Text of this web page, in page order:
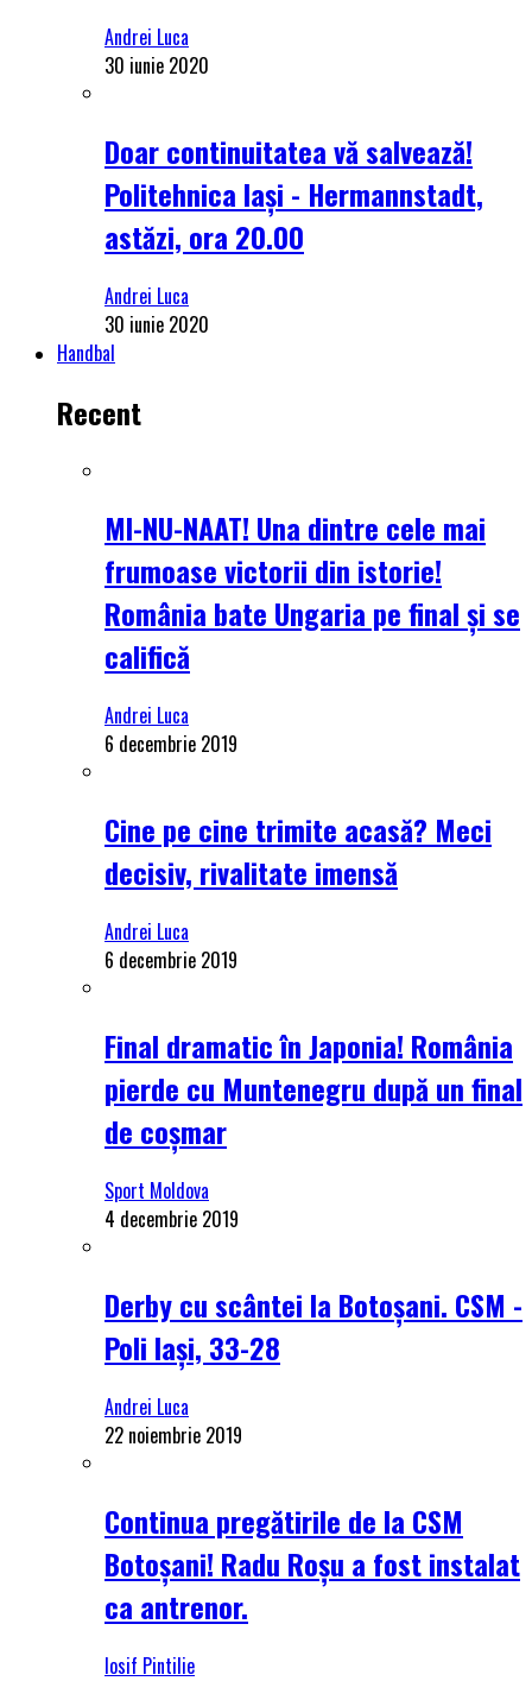
Andrei Luca
30 iunie 2020
Doar continuitatea vă salvează!
Politehnica Iași - Hermannstadt,
astăzi, ora 20.00
Andrei Luca
30 iunie 2020
Handbal
Recent
MI-NU-NAAT! Una dintre cele mai
frumoase victorii din istorie!
România bate Ungaria pe final și se
califică
Andrei Luca
6 decembrie 2019
Cine pe cine trimite acasă? Meci
decisiv, rivalitate imensă
Andrei Luca
6 decembrie 2019
Final dramatic în Japonia! România
pierde cu Muntenegru după un final
de coșmar
Sport Moldova
4 decembrie 2019
Derby cu scântei la Botoșani. CSM -
Poli Iași, 33-28
Andrei Luca
22 noiembrie 2019
Continua pregătirile de la CSM
Botoșani! Radu Roșu a fost instalat
ca antrenor.
Iosif Pintilie